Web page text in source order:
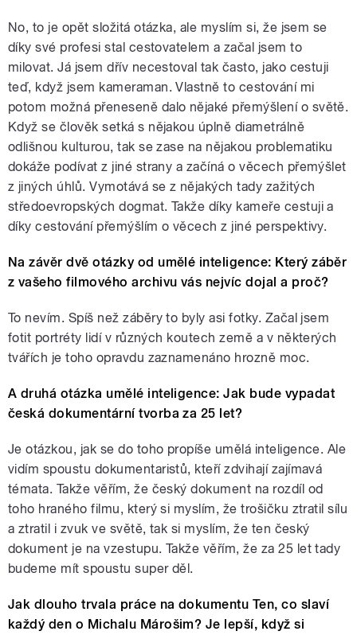
No, to je opět složitá otázka, ale myslím si, že jsem se
díky své profesi stal cestovatelem a začal jsem to
milovat. Já jsem dřív necestoval tak často, jako cestuji
teď, když jsem kameraman. Vlastně to cestování mi
potom možná přeneseně dalo nějaké přemýšlení o světě.
Když se člověk setká s nějakou úplně diametrálně
odlišnou kulturou, tak se zase na nějakou problematiku
dokáže podívat z jiné strany a začíná o věcech přemýšlet
z jiných úhlů. Vymotává se z nějakých tady zažitých
středoevropských dogmat. Takže díky kameře cestuji a
díky cestování přemýšlím o věcech z jiné perspektivy.
Na závěr dvě otázky od umělé inteligence: Který záběr
z vašeho filmového archivu vás nejvíc dojal a proč?
To nevím. Spíš než záběry to byly asi fotky. Začal jsem
fotit portréty lidí v různých koutech země a v některých
tvářích je toho opravdu zaznamenáno hrozně moc.
A druhá otázka umělé inteligence: Jak bude vypadat
česká dokumentární tvorba za 25 let?
Je otázkou, jak se do toho propíše umělá inteligence. Ale
vidím spoustu dokumentaristů, kteří zdvihají zajímavá
témata. Takže věřím, že český dokument na rozdíl od
toho hraného filmu, který si myslím, že trošičku ztratil sílu
a ztratil i zvuk ve světě, tak si myslím, že ten český
dokument je na vzestupu. Takže věřím, že za 25 let tady
budeme mít spoustu super děl.
Jak dlouho trvala práce na dokumentu Ten, co slaví
každý den o Michalu Márošim? Je lepší, když si